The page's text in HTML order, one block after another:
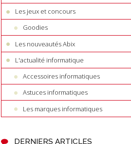
Les jeux et concours
Goodies
Les nouveautés Abix
L'actualité informatique
Accessoires informatiques
Astuces informatiques
Les marques informatiques
DERNIERS ARTICLES